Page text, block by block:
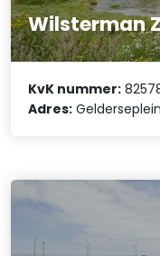
Wilsterman
KvK nummer:
Adres: